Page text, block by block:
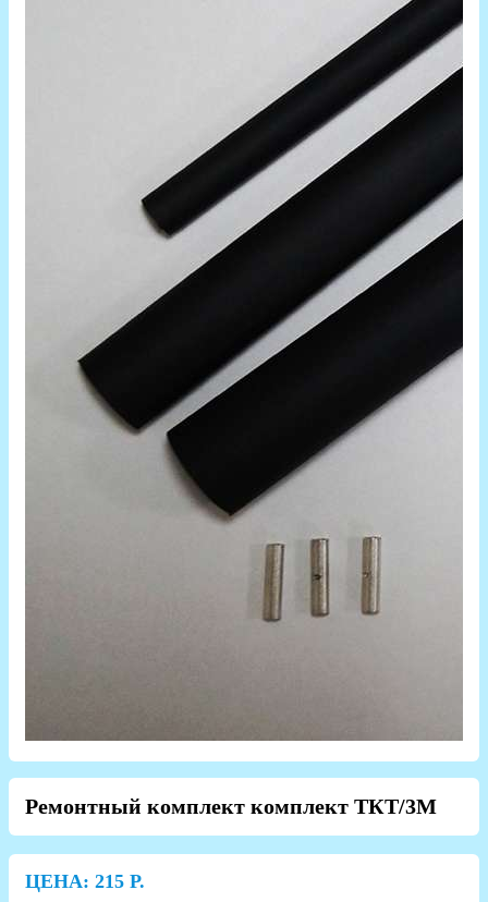
Ремонтный комплект комплект ТКТ/3М
ЦЕНА: 215 Р.